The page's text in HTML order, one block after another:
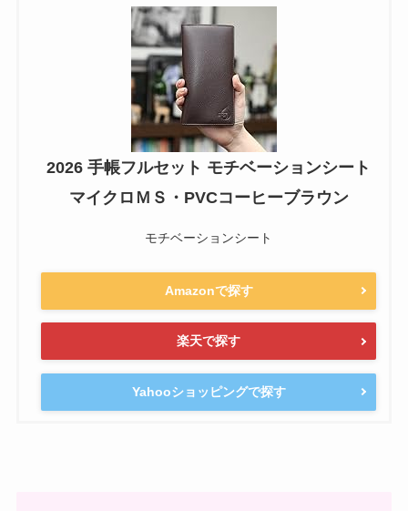
2026 手帳フルセット モチベーションシート
マイクロＭＳ・PVCコーヒーブラウン
モチベーションシート
Amazonで探す
楽天で探す
Yahooショッピングで探す